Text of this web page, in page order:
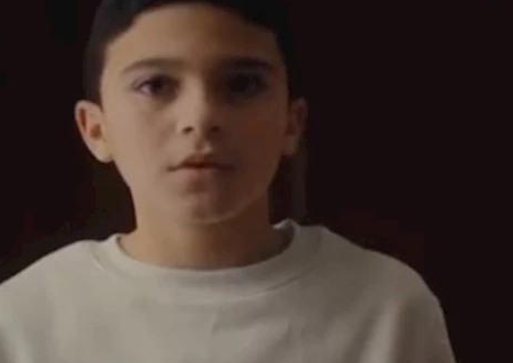
لمضايقات وسخرية من قبل زملائه في المدرسة، في أعقاب